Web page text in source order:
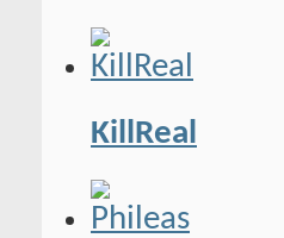
KillReal